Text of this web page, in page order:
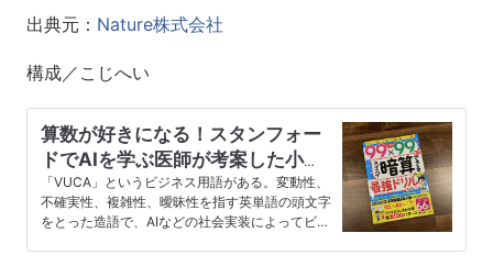
出典元： Nature株式会社
構成／こじへい
算数が好きになる！スタンフォー
ドでAIを学ぶ医師が考案した小学
生向けの暗算ドリルが人気
「VUCA」というビジネス用語がある。変動性、
不確実性、複雑性、曖昧性を指す英単語の頭文字
をとった造語で、AIなどの社会実装によってビジ